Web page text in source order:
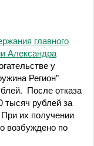
главного
Александра
у
Регион"
После отказа
тысяч рублей за
их получении
возбуждено по